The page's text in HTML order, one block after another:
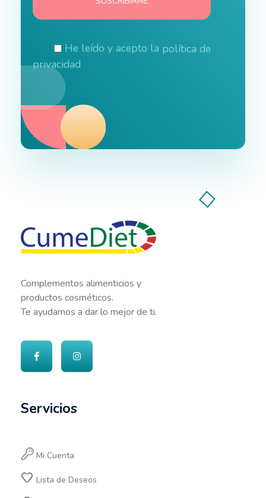
He leído y acepto la política de
privacidad
Complementos alimenticios y
productos cosméticos.
Te ayudamos a dar lo mejor de ti.
Servicios
Mi Cuenta
Lista de Deseos